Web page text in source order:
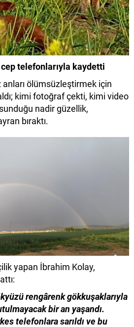
telefonlarıyla kaydetti
ölümsüzleştirmek için
kimi fotoğraf çekti, kimi video
nadir güzellik,
bıraktı.
yapan İbrahim Kolay,
rengârenk gökkuşaklarıyla
bir an yaşandı.
telefonlara sarıldı ve bu